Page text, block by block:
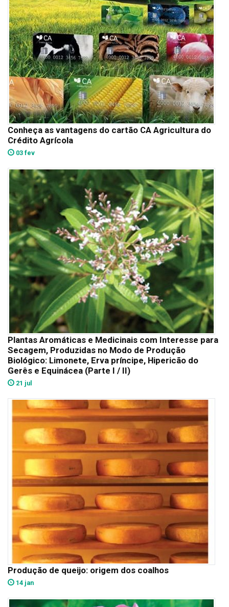
Conheça as vantagens do cartão CA Agricultura do
Crédito Agrícola
03 fev
Plantas Aromáticas e Medicinais com Interesse para
Secagem, Produzidas no Modo de Produção
Biológico: Limonete, Erva príncipe, Hipericão do
Gerês e Equinácea (Parte I / II)
21 jul
Produção de queijo: origem dos coalhos
14 jan